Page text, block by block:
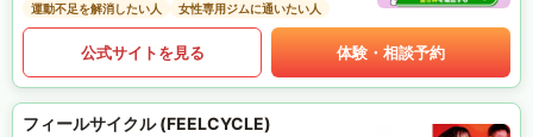
運動不足を解消したい人
女性専用ジムに通いたい人
公式サイトを見る 体験・相談予約
フィールサイクル (FEELCYCLE)